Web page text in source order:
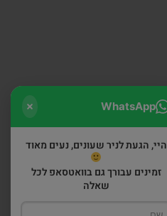
WhatsApp
היי, הגעת לניר שעונים, נעים מאוד
זמינים עבורך גם בוואטסאפ לכל
שאלה